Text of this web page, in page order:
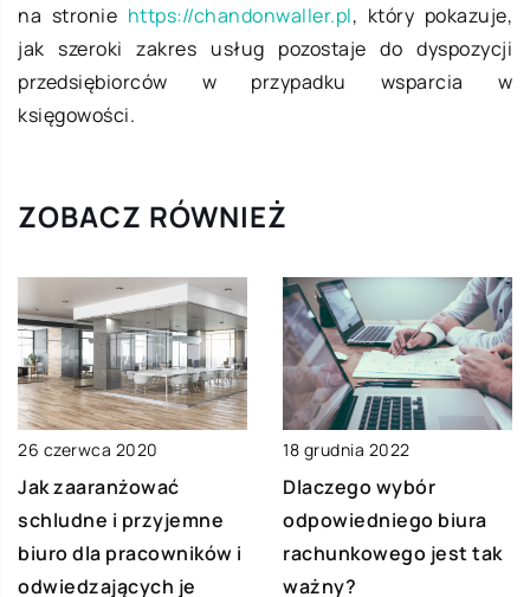
na stronie https://chandonwaller.pl, który pokazuje,
jak szeroki zakres usług pozostaje do dyspozycji
przedsiębiorców w przypadku wsparcia w
księgowości.
ZOBACZ RÓWNIEŻ
26 czerwca 2020
Jak zaaranżować
schludne i przyjemne
biuro dla pracowników i
odwiedzających je
18 grudnia 2022
Dlaczego wybór
odpowiedniego biura
rachunkowego jest tak
ważny?